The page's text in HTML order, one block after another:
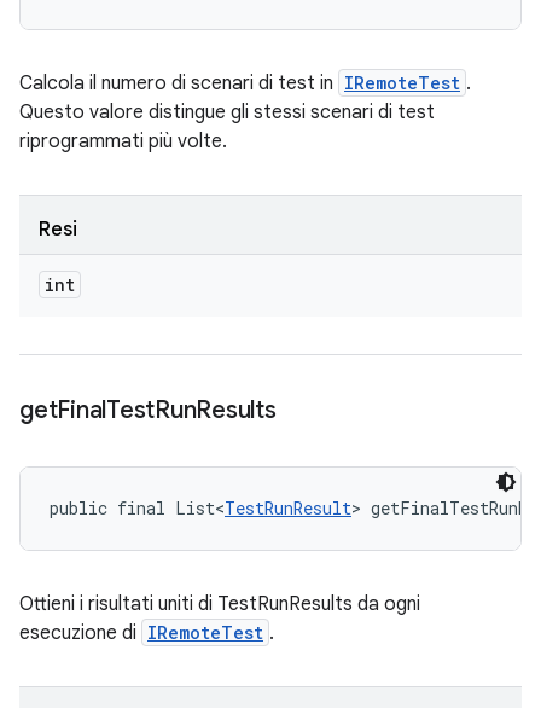
Calcola il numero di scenari di test in IRemoteTest .
Questo valore distingue gli stessi scenari di test
riprogrammati più volte.
Resi
int
getFinalTestRunResults
public final List<TestRunResult>
Ottieni i risultati uniti di TestRunResults da ogni
esecuzione di IRemoteTest .